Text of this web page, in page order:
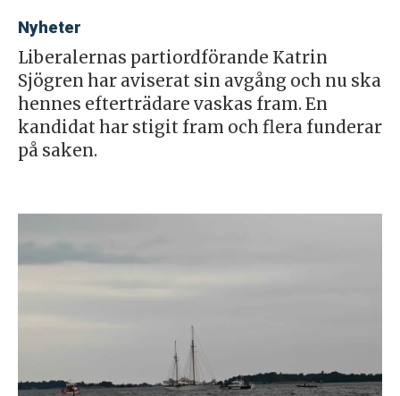
Nyheter
Liberalernas partiordförande Katrin
Sjögren har aviserat sin avgång och nu ska
hennes efterträdare vaskas fram. En
kandidat har stigit fram och flera funderar
på saken.